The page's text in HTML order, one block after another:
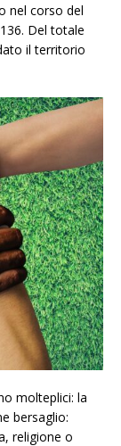
nel corso del
Del totale
il territorio
molteplici: la
bersaglio:
religione o